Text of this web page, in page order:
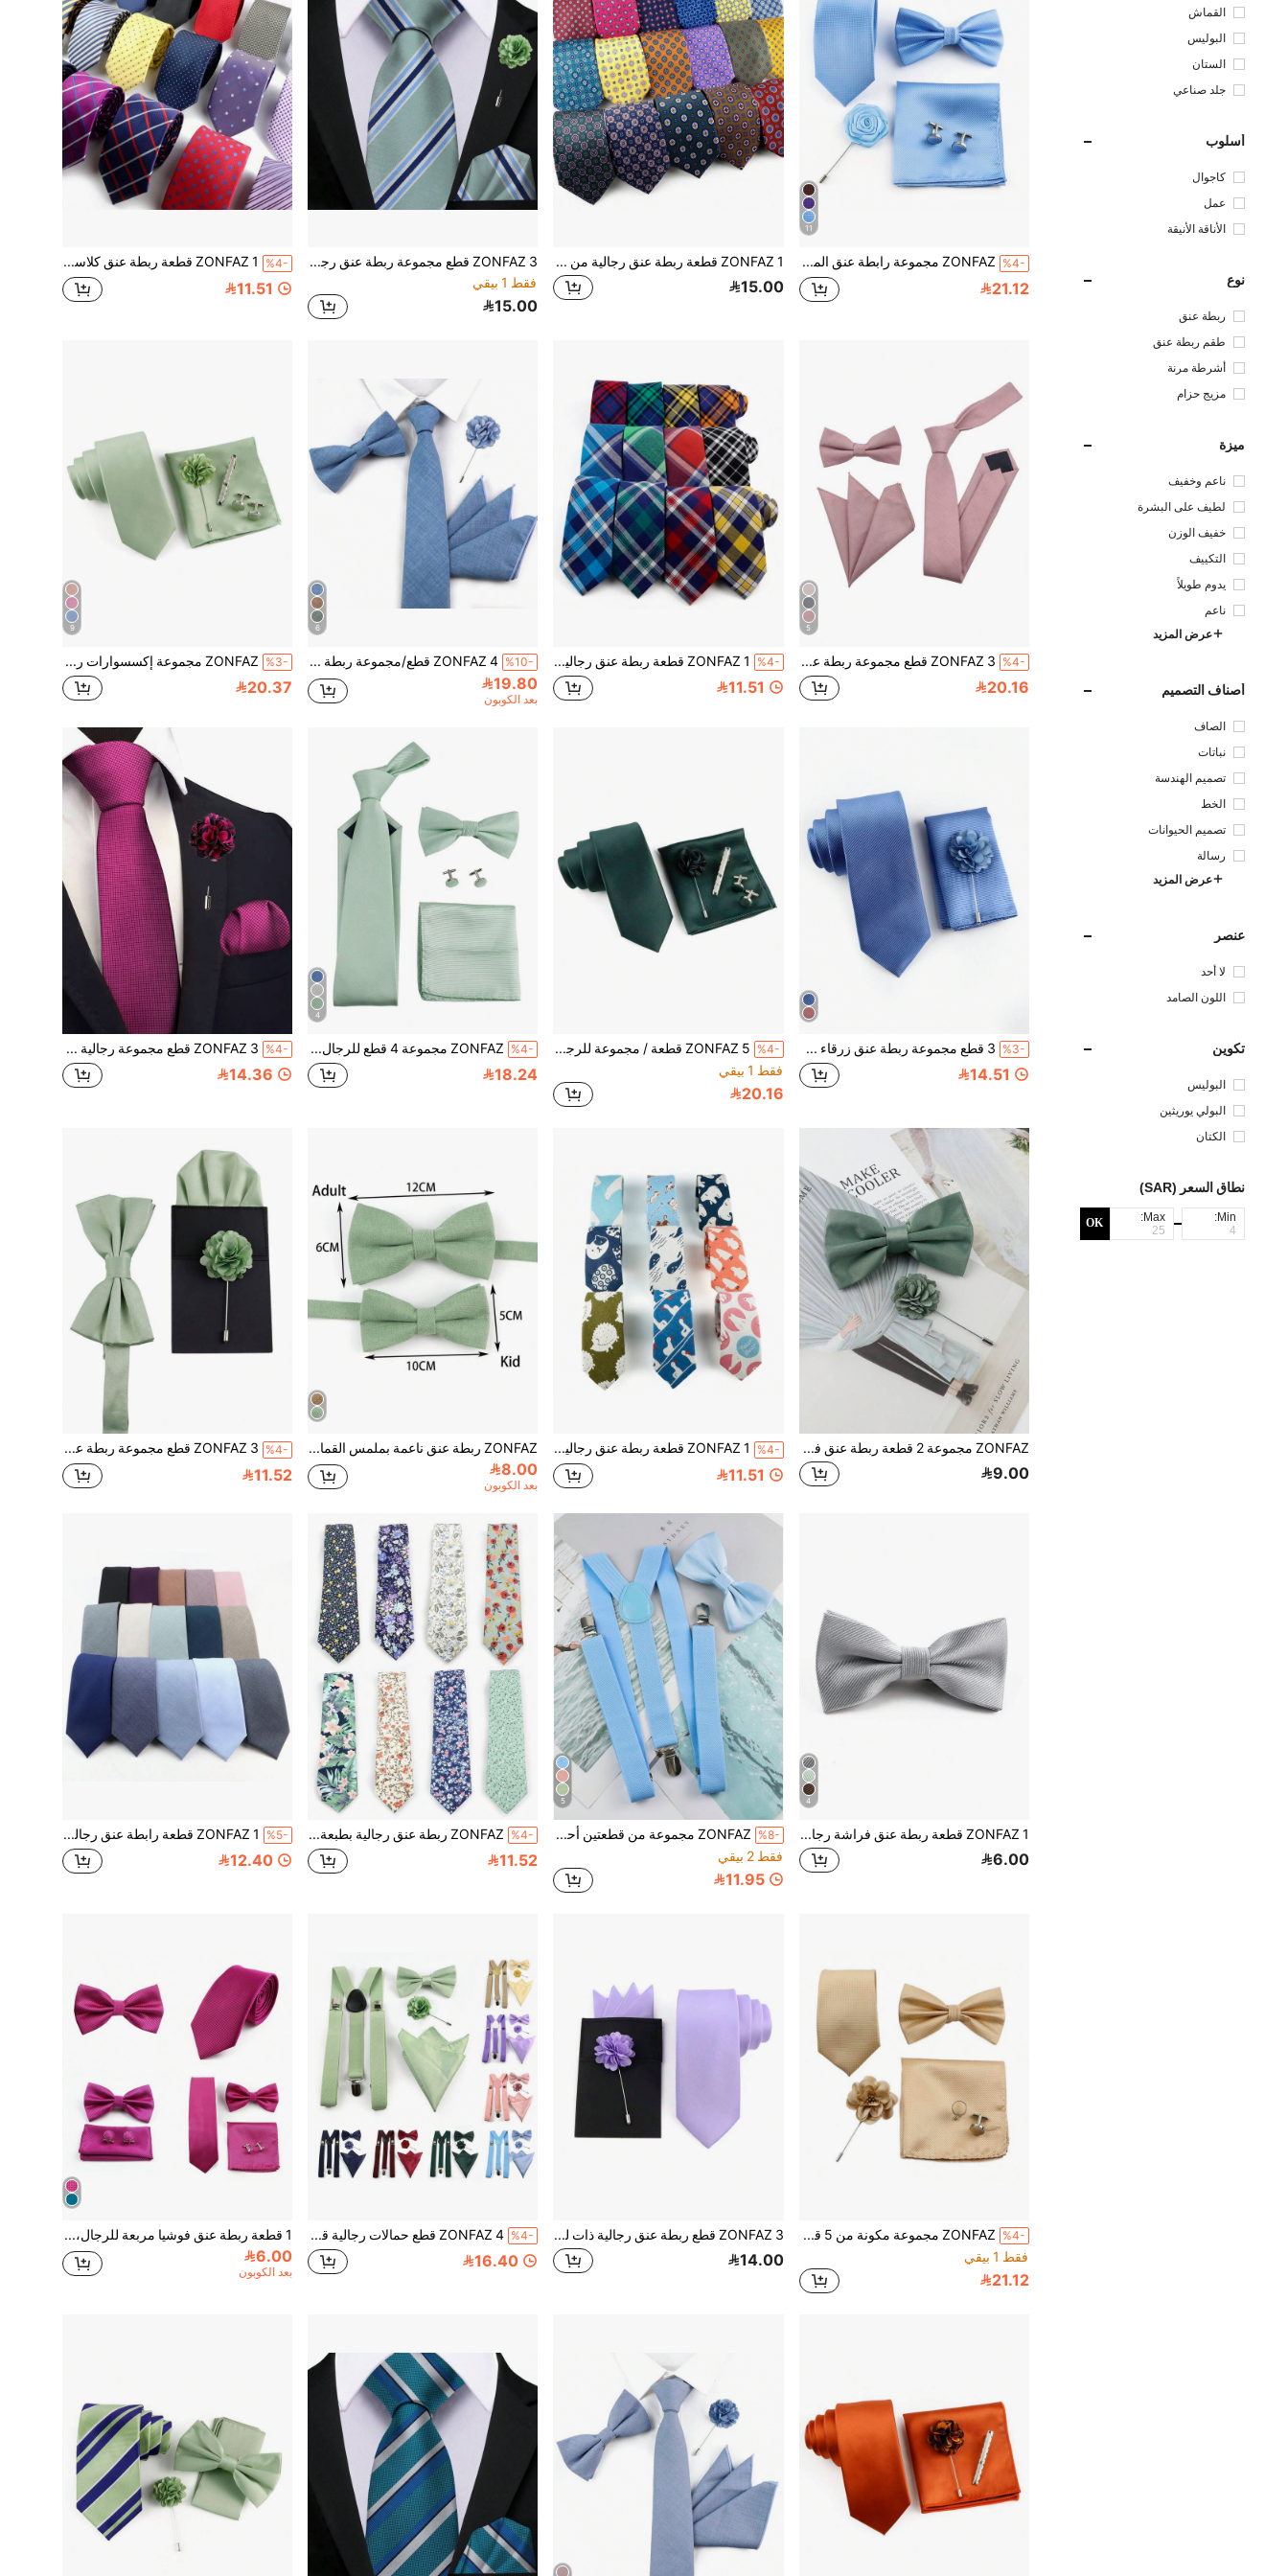
القماش
البوليس
الستان
جلد صناعي
أسلوب
كاجوال
عمل
الأناقة الأنيقة
نوع
ربطة عنق
طقم ربطة عنق
أشرطة مرنة
مزيج حزام
ميزة
ناعم وخفيف
لطيف على البشرة
خفيف الوزن
التكييف
يدوم طويلاً
ناعم
عرض المزيد
أصناف التصميم
الصاف
نباتات
تصميم الهندسة
الخط
تصميم الحيوانات
رسالة
عرض المزيد
عنصر
لا أحد
اللون الصامد
تكوين
البوليس
البولي يوريثين
الكتان
نطاق السعر (SAR)
Min:
Max:
OK
11
%4- ZONFAZ مجموعة رابطة عنق الموضة الأعمال الخماسية للرجال بنمط المربعات تشمل الربطة، ربطة العنق، مربع الجيب، أزرار الأكمام والشارة، مناسبة لحفلات الزفاف والاستعمال اليومي
21.12
ZONFAZ 1 قطعة ربطة عنق رجالية من الحرير الاصطناعي، 7.، ناعمة ومبتكرة، متوفرة باللون الأزرق والأخضر والبرتقالي وربطة عنق بنقاط وربطة عنق بزهور، للزفاف
15.00
ZONFAZ 3 قطع مجموعة ربطة عنق رجالية متعددة الاستخدامات، 1 ربطة عنق مخططة قطريًا باللون الأخضر النعناعي (7.5 سم)، 1 منديل جيب، 1 مجموعة دبوس زهور، مناسبة للزفاف والاحتفالات والحفلات والمناسبات الرسمية
فقط 1 بيقي
15.00
%4- ZONFAZ 1 قطعة ربطة عنق كلاسيكية مخططة مربعة للرجال، ربطة عنق بنقاط للرجال، مريحة وصديقة للبشرة، مناسبة للأعراس والعمل والحفلات، هدية مثالية للحبيب/الزوج، هدية عيد الأب
11.51
5
%4- ZONFAZ 3 قطع مجموعة ربطة عنق من ألياف الخيزران بتصميم بسيط وعملي للرجال، منديل جيب وربطة عنق فراشة، نسيج ناعم ومريح، مناسبة للزفاف والاحتفالات والحفلات والارتداء اليومي
20.16
%4- ZONFAZ 1 قطعة ربطة عنق رجالية كاجوال متعددة الألوان مربعات بعرض 2.4 بوصة (6 سم)، ذات ملمس ناعم ومريح، مناسبة لجميع المناسبات والأعياد والحفلات
11.51
6
%10- ZONFAZ 4 قطع/مجموعة ربطة عنق وربطة فراشة وجيب مربع وشارة صدر رجالية متعددة الاستخدامات بألوان سادة ونسيج متميز، مناسبة للعمل والارتداء اليومي والأعراس والمناسبات والحفلات
19.80
بعد الكوبون
9
%3- ZONFAZ مجموعة إكسسوارات رجالية 5 قطع لأناقة الأعمال والزفاف/الحفلات تشمل ربطة عنق ومنديل وأزرار أكمام وزهرة زينة على الجاكيت وكبك ربطة العنق
20.37
%3- 3 قطع مجموعة ربطة عنق زرقاء مضلعة للرجال، 1 قطعة ربطة عنق 6 سم، 1 قطعة منديل جيب، 1 قطعة زهرة ياقة، مناسبة للعريس في الزفاف والحفلات والملابس اليومية للعمل
14.51
%4-
ZONFAZ 5 قطعة / مجموعة للرجال أربطة عنق و منديل و أزرار أكمام و زهرة على السترة و مشبك أربطة العنق، مجموعة من ملحقات البدلة للأعراس والحفلات
فقط 1 بيقي
20.16
4
%4- ZONFAZ مجموعة 4 قطع للرجال: ربطة عنق مضلعة بسيطة بلون موحد، ربطة فراشة، منديل جيب وأزرار أكمام، مناسبة للأعراس
18.24
%4- ZONFAZ 3 قطع مجموعة رجالية متعددة الاستخدامات: ربطة عنق بلون وردي مغبر، مربع جيب بنسيج مربعات، دبوس صدر بنقشة زهرية. ناعم وخفيف الوزن، مناسب للأعراس والاحتفالات والحفلات. أفضل مجموعة ملابس رقبة للرجال.
14.36
ZONFAZ مجموعة 2 قطعة ربطة عنق فراشة وزهرة صدر للرجال باللون الأخضر العسكري، مناسبة للزفاف والحفلات والمناسبات الاجتماعية
9.00
%4- ZONFAZ 1 قطعة ربطة عنق رجالية من الكتان، بعرض 6 سم، بتصميم نمط حيوان كرتوني، إكسسوار لملابس حفلات الزفاف والحفلات، هدية تخرج
11.51
ZONFAZ ربطة عنق ناعمة بملمس القماش المخملي اللون الأخضر الفاتح من الرجال بأسلوب بسيط وأنيق / مجموعة من 3 قطع تتضمن ربطة عنق ومربع جيب ودبوس للعقد من الرجال للارتداء اليومي وفي المناسبات والأعراساليوم الوطني
8.00
بعد الكوبون
%4- ZONFAZ 3 قطع مجموعة ربطة عنق خضراء فاتحة للرجال، 1 ربطة عنق مزدوجة الطي، 1 منديل جيب سريع الإدخال، 1 زهرة ياقة، مناسبة لحفل زفاف العريس في الحديقة والحفلات والتجمعات والمناسبات الأخرى
11.52
4
ZONFAZ 1 قطعة ربطة عنق فراشة رجالية كلاسيكية للأعمال متعددة الاستخدامات بلون موحد وخطوط قطرية، مناسبة للزفاف والاحتفالات والحفلات ورأس السنة والعطلات وملابس البدلة
6.00
5
%8-
ZONFAZ مجموعة من قطعتين أحزمة معلقة قابلة للتعديل من البوليستر السادة وربطة عنق بوليستر أنيقة، مناسبة للحفلات والمناسبات والارتداء اليومي، مناسبة لحفلات الزفاف والحفلات وكهدايا للهالوين، مناسبة للمراهقين والشباب والرجال، للارتداء اليومي والخارجي والرياضي والعطلات والتخرج والأعياد
فقط 2 بيقي
11.95
%4- ZONFAZ ربطة عنق رجالية بطبعة زهور صغيرة، عرض 2.4-2.6 بوصة، من مواد لطيفة على البشرة، مناسبة للأعراس والحفلات والمناسبات الأخرى
11.52
%5- ZONFAZ 1 قطعة رابطة عنق رجالية بلون أحادي عالي الكثافة من البوليستر، ناعمة وصديقة للبشرة، مناسبة للارتداء اليومي للعمل وحفلات الزفاف للرجال الكاجوال
12.40
%4-
ZONFAZ مجموعة مكونة من 5 قطع للرجال تتضمن: ربطة عنق بنقشة المربعات، ربطة عنق ،مربع جيب، زر أكمام ودبوس للصدر مناسبة للعرس، الأعياد والإرتداء اليومي
فقط 1 بيقي
21.12
ZONFAZ 3 قطع ربطة عنق رجالية ذات لون أحادي من القماش الأطلسي، مربع جيب مستقيم، طقم دبوس بدلة، مناسب لملابس الزفاف والحفلات والمناسبات للرجال
14.00
%4- ZONFAZ 4 قطع حمالات رجالية قابلة للتعديل بلون موحد مع ربطة عنق ساتان متطابقة، منديل جيب، مجموعة زهرة صدرية مصنوعة يدويًا، مناسبة للزفاف والاحتفالات والحفلات والتجمعات والعروض المدرسية
16.40
1 قطعة ربطة عنق فوشيا مربعة للرجال، 1 قطعة ربطة عنق فوشيا بسيطة للرجال، 3 قطع مجموعة ربطة عنق، مربع الجيب، أزرار أكمام للرجال، 4 قطع مجموعة ربطة عنق، ربطة عنق، مربع الجيب، أزرار أكمام للرجال، 4 خيارات تنسيق، مناسبة للأعراس والاحتفالات والحفلات، أفضل مجموعة ربطات عنق للرجال
6.00
بعد الكوبون